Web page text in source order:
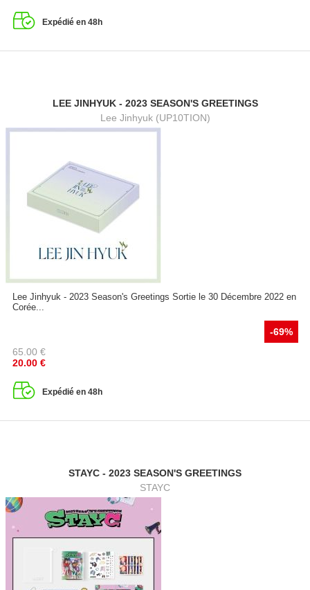
Expédié en 48h
LEE JINHYUK - 2023 SEASON'S GREETINGS
Lee Jinhyuk (UP10TION)
Lee Jinhyuk - 2023 Season's Greetings Sortie le 30 Décembre 2022 en
Corée...
-69%
65.00 €
20.00 €
Expédié en 48h
STAYC - 2023 SEASON'S GREETINGS
STAYC